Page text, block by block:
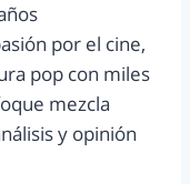
por el cine,
pop con miles
mezcla
y opinión